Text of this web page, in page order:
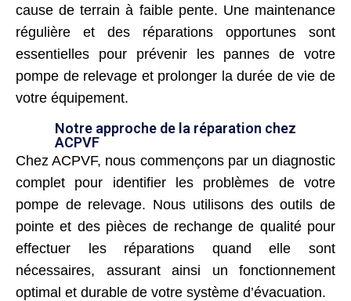
cause de terrain à faible pente. Une maintenance
régulière et des réparations opportunes sont
essentielles pour prévenir les pannes de votre
pompe de relevage et prolonger la durée de vie de
votre équipement.
Notre approche de la réparation chez
ACPVF
Chez ACPVF, nous commençons par un diagnostic
complet pour identifier les problèmes de votre
pompe de relevage. Nous utilisons des outils de
pointe et des pièces de rechange de qualité pour
effectuer les réparations quand elle sont
nécessaires, assurant ainsi un fonctionnement
optimal et durable de votre système d’évacuation.